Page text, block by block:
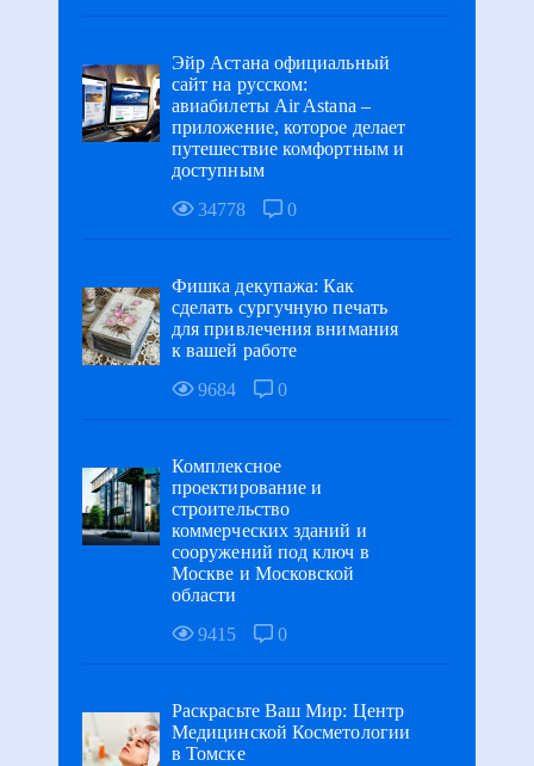
Эйр Астана официальный
сайт на русском:
авиабилеты Air Astana –
приложение, которое делает
путешествие комфортным и
доступным
34778
0
Фишка декупажа: Как
сделать сургучную печать
для привлечения внимания
к вашей работе
9684
0
Комплексное
проектирование и
строительство
коммерческих зданий и
сооружений под ключ в
Москве и Московской
области
9415
0
Раскрасьте Ваш Мир: Центр
Медицинской Косметологии
в Томске